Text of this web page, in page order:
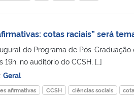
cotas raciais” será
do Programa de Pós-
19h, no auditório do CCSH, […]
Geral
afirmativas CCSH ciências sociais